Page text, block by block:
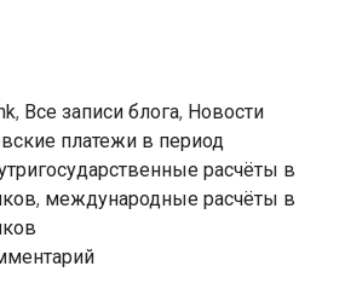
, Все записи блога, Новости
платежи в период
расчёты в
, международные расчёты в